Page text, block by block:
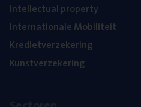
Intel­lec­tu­al property
Inter­na­ti­o­na­le Mobiliteit
Kre­diet­ver­ze­ke­ring
Kunst­ver­ze­ke­ring